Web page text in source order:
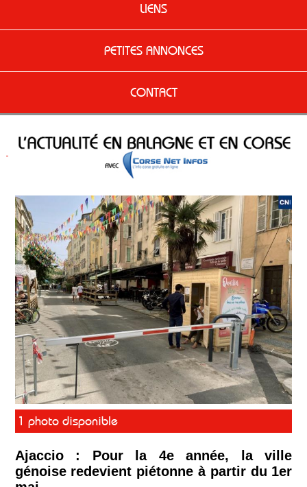
LIENS
PETITES ANNONCES
CONTACT
1 photo disponible
Ajaccio : Pour la 4e année, la ville
génoise redevient piétonne à partir du 1er